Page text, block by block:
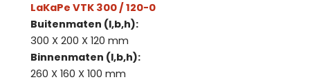
LaKaPe VTK 300 / 120-0
Buitenmaten (l,b,h):
300 X 200 X 120 mm
Binnenmaten (l,b,h):
260 X 160 X 100 mm